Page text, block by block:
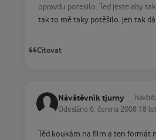
opravdu potesilo. Ted jeste aby
tak to mě taky potěšilo. jen tak
Citovat
Návštěvník tjurny
Odesláno 6. června 2008 18 let
Těd koukám na film a ten formát